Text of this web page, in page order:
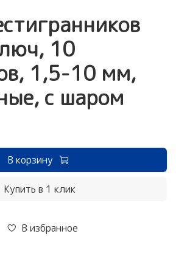
10
1,5-10 мм,
с шаром
В избранное
В корзину
Купить в 1 клик